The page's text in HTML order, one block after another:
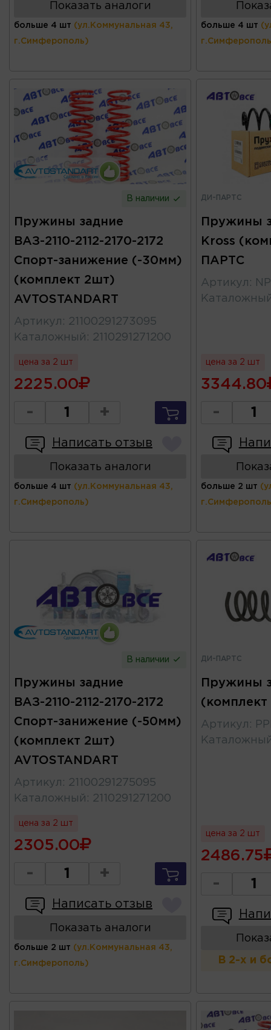
Показать аналоги
больше 4 шт (ул.Коммунальная 43,
г.Симферополь)
больше 4 шт
В наличии
Пружины задние
ВАЗ-2110-2112-2170-2172
Спорт-занижение (-30мм)
(комплект 2шт)
AVTOSTANDART
Артикул : 21100291273095
Каталожный : 2110291271200
цена за 2 шт
2225.00
- +
Написать отзыв
Показать аналоги
больше 4 шт (ул.Коммунальная 43,
г.Симферополь)
ДИ-ПАРТС
Пружины
Kross
ПАРТС
Артикул :
цена за 2 шт
3344.80
-
больше 2 шт
В наличии
Пружины задние
ВАЗ-2110-2112-2170-2172
Спорт-занижение (-50мм)
(комплект 2шт)
AVTOSTANDART
Артикул : 21100291275095
Каталожный : 2110291271200
цена за 2 шт
2305.00
- +
Написать отзыв
Показать аналоги
больше 2 шт (ул.Коммунальная 43,
г.Симферополь)
ДИ-ПАРТС
Пружины
Артикул :
цена за 2 шт
2486.75
-
В 2-х и